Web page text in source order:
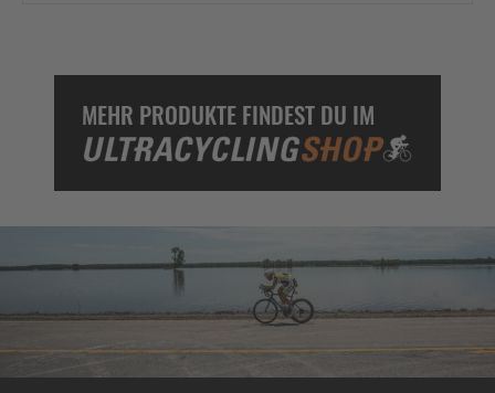
MEHR PRODUKTE FINDEST DU IM